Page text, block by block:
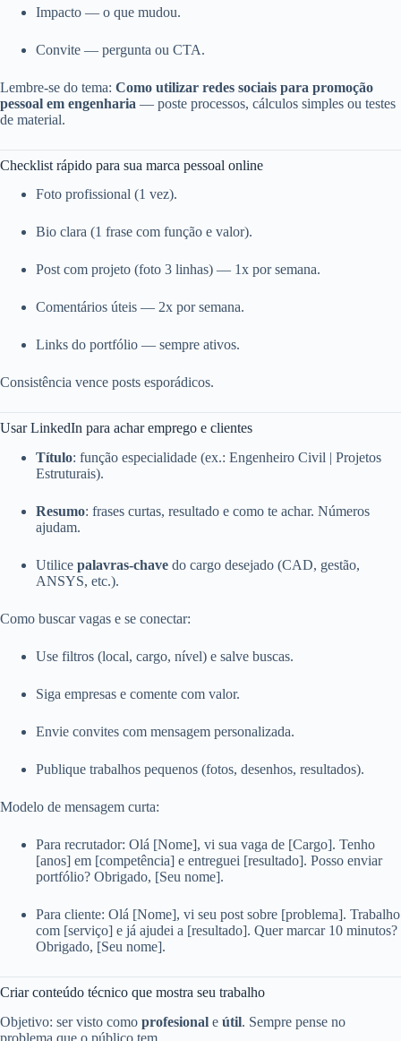
Impacto — o que mudou.
Convite — pergunta ou CTA.
Lembre‑se do tema: Como utilizar redes sociais para promoção
pessoal em engenharia — poste processos, cálculos simples ou testes
de material.
Checklist rápido para sua marca pessoal online
Foto profissional (1 vez).
Bio clara (1 frase com função e valor).
Post com projeto (foto 3 linhas) — 1x por semana.
Comentários úteis — 2x por semana.
Links do portfólio — sempre ativos.
Consistência vence posts esporádicos.
Usar LinkedIn para achar emprego e clientes
Título: função especialidade (ex.: Engenheiro Civil | Projetos
Estruturais).
Resumo: frases curtas, resultado e como te achar. Números
ajudam.
Utilice palavras‑chave do cargo desejado (CAD, gestão,
ANSYS, etc.).
Como buscar vagas e se conectar:
Use filtros (local, cargo, nível) e salve buscas.
Siga empresas e comente com valor.
Envie convites com mensagem personalizada.
Publique trabalhos pequenos (fotos, desenhos, resultados).
Modelo de mensagem curta:
Para recrutador: Olá [Nome], vi sua vaga de [Cargo]. Tenho
[anos] em [competência] e entreguei [resultado]. Posso enviar
portfólio? Obrigado, [Seu nome].
Para cliente: Olá [Nome], vi seu post sobre [problema]. Trabalho
com [serviço] e já ajudei a [resultado]. Quer marcar 10 minutos?
Obrigado, [Seu nome].
Criar conteúdo técnico que mostra seu trabalho
Objetivo: ser visto como profesional e útil. Sempre pense no
problema que o público tem.